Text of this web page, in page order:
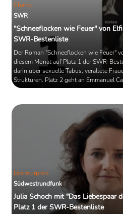
Charts
SWR
"Schneeflocken wie Feuer" von
SWR-Bestenliste
Der Roman "Schneeflocken wie Feuer"
diesem Monat auf Platz 1 der SWR-
darin über sexuelle Tabus, veraltete
Strukturen. Platz 2 geht an Emmanuel
Terroranschläge in Paris". Als Dritte
Literaturpreis
Südwestrundfunk
Julia Schoch mit "Das Liebespaar
Platz 1 der SWR-Bestenliste